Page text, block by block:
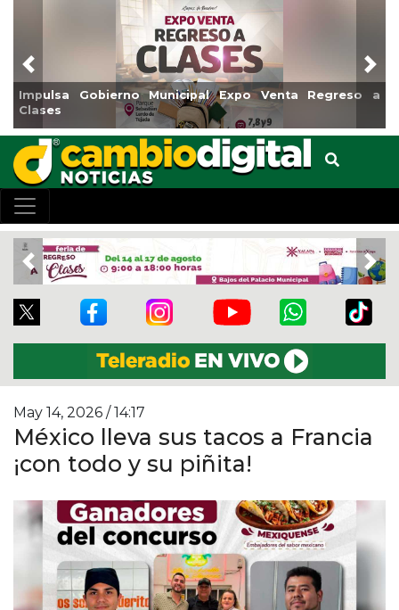
Reabrirá Coatzacoalcos la Alberca Semiolímpica Zona
Centro
Previous
Previous
May 14, 2026 / 14:17
México lleva sus tacos a Francia
¡con todo y su piñita!